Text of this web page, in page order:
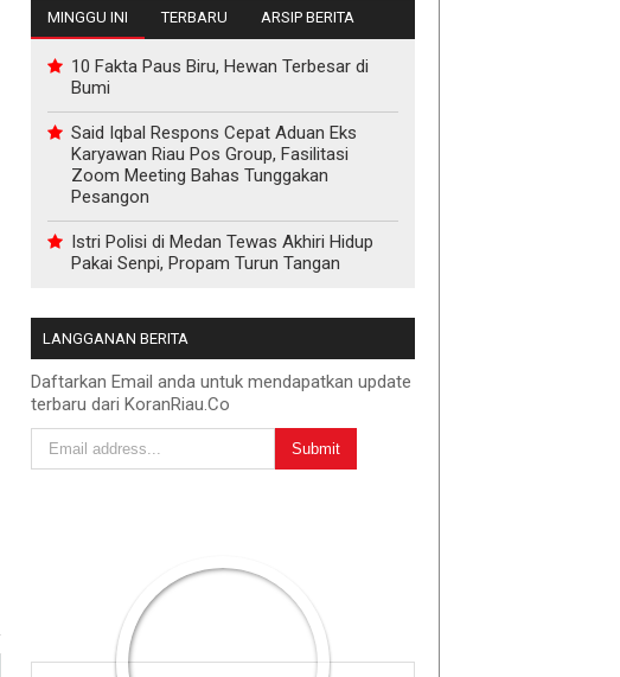
MINGGU INI TERBARU ARSIP BERITA
10 Fakta Paus Biru, Hewan Terbesar di
Bumi
Said Iqbal Respons Cepat Aduan Eks
Karyawan Riau Pos Group, Fasilitasi
Zoom Meeting Bahas Tunggakan
Pesangon
Istri Polisi di Medan Tewas Akhiri Hidup
Pakai Senpi, Propam Turun Tangan
LANGGANAN BERITA
Daftarkan Email anda untuk mendapatkan update
terbaru dari KoranRiau.Co